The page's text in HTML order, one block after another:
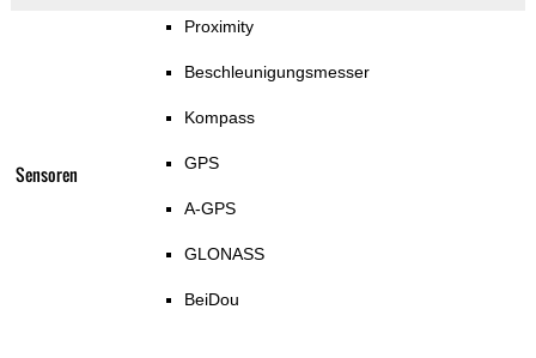
Sensoren
Proximity
Beschleunigungsmesser
Kompass
GPS
A-GPS
GLONASS
BeiDou